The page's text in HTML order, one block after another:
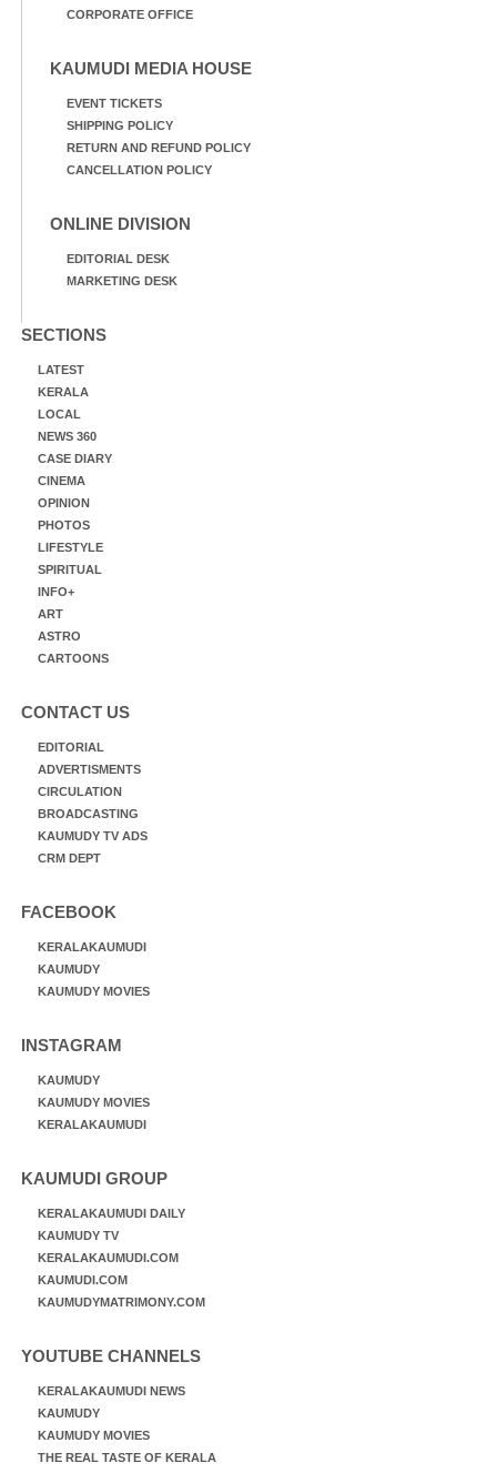
CORPORATE OFFICE
KAUMUDI MEDIA HOUSE
EVENT TICKETS
SHIPPING POLICY
RETURN AND REFUND POLICY
CANCELLATION POLICY
ONLINE DIVISION
EDITORIAL DESK
MARKETING DESK
SECTIONS
LATEST
KERALA
LOCAL
NEWS 360
CASE DIARY
CINEMA
OPINION
PHOTOS
LIFESTYLE
SPIRITUAL
INFO+
ART
ASTRO
CARTOONS
CONTACT US
EDITORIAL
ADVERTISMENTS
CIRCULATION
BROADCASTING
KAUMUDY TV ADS
CRM DEPT
FACEBOOK
KERALAKAUMUDI
KAUMUDY
KAUMUDY MOVIES
INSTAGRAM
KAUMUDY
KAUMUDY MOVIES
KERALAKAUMUDI
KAUMUDI GROUP
KERALAKAUMUDI DAILY
KAUMUDY TV
KERALAKAUMUDI.COM
KAUMUDI.COM
KAUMUDYMATRIMONY.COM
YOUTUBE CHANNELS
KERALAKAUMUDI NEWS
KAUMUDY
KAUMUDY MOVIES
THE REAL TASTE OF KERALA